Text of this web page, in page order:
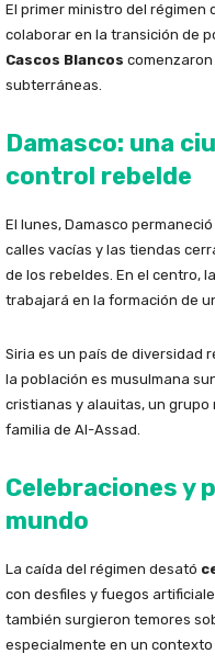
El primer ministro del régimen
colaborar en la transición de
Cascos Blancos
subterráneas.
Damasco: una
control rebelde
El lunes, Damasco
calles vacías y las tiendas
de los rebeldes. En el centro,
trabajará en la formación de
Siria es un país de diversidad
la población es musulmana
cristianas y alauitas, un
familia de Al-Assad.
Celebraciones y
mundo
La caída del régimen desató
con desfiles y fuegos
también surgieron temores
especialmente en un